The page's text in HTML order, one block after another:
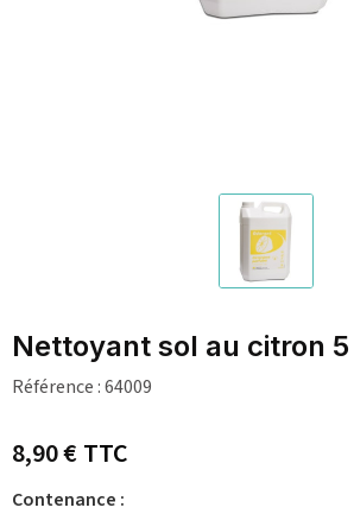
Nettoyant sol au citron 5
Référence :64009
8,90 €TTC
Contenance :